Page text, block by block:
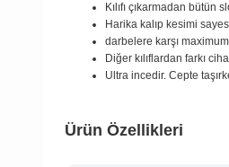
Kılıfı çıkarmadan bütün
Harika kalıp kesimi
darbelere karşı
Diğer kılıflardan farkı
Ultra incedir. Cepte
Ürün Özellikleri